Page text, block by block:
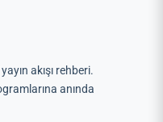
akışı rehberi.
anında